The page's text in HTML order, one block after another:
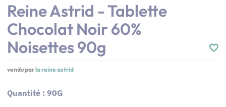
Reine Astrid - Tablette
Chocolat Noir 60%
Noisettes 90g
vendu parla reine astrid
Quantité : 90G